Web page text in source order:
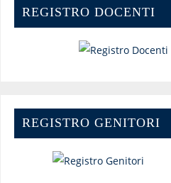
REGISTRO DOCENTI
REGISTRO GENITORI